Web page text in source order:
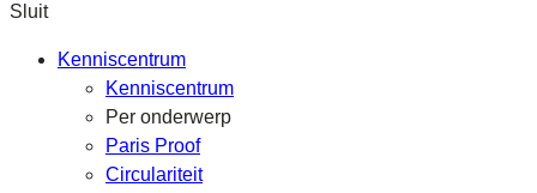
Sluit
Kenniscentrum
Kenniscentrum
Per onderwerp
Paris Proof
Circulariteit